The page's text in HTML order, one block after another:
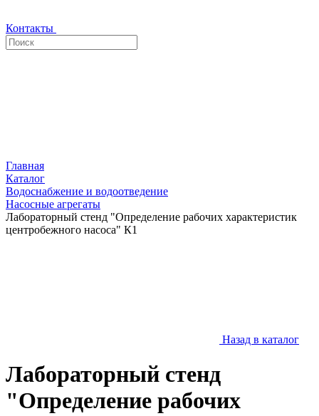
Контакты
Главная
Каталог
Водоснабжение и водоотведение
Насосные агрегаты
Лабораторный стенд "Определение рабочих характеристик
центробежного насоса" К1
Назад в каталог
Лабораторный стенд
"Определение рабочих